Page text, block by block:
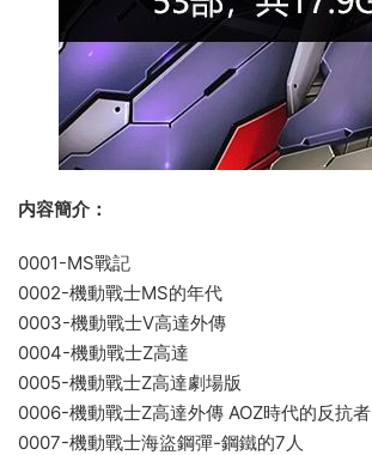
内容簡介：
0001-MS戰記
0002-機動戰士MS的年代
0003-機動戰士V高達外傳
0004-機動戰士Z高達
0005-機動戰士Z高達劇場版
0006-機動戰士Z高達外傳 AOZ時代的反抗者
0007-機動戰士海盜鋼彈-鋼鐵的7人